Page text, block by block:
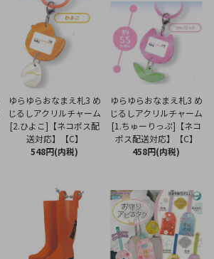
ゆらゆらおなまえ札3 め
じるしアクリルチャーム
[2.ひよこ]【ネコポス配
送対応】【C】
548円(内税)
ゆらゆらおなまえ札3 め
じるしアクリルチャーム
[1.ちゅーりっぷ]【ネコ
ポス配送対応】【C】
458円(内税)